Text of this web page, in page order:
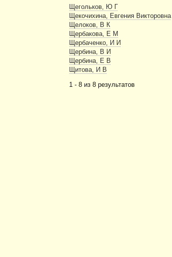
Щегольков, Ю Г
Щекочихина, Евгения Викторовна
Щелоков, В К
Щербакова, Е М
Щербаченко, И И
Щербина, В И
Щербина, Е В
Щитова, И В
1 - 8 из 8 результатов